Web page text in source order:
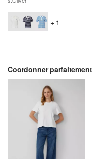
+ 1
Coordonner parfaitement